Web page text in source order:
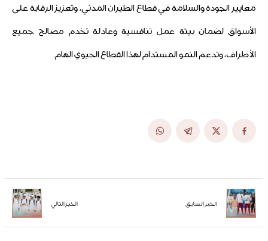
معايير الجودة والسلامة في قطاع الطيران المدني، وتعزيز الرقابة على
الأسواق لضمان بيئة عمل تنافسية وعادلة تخدم مصالح جميع
الأطراف، وتدعم النمو المستدام لهذا القطاع الحيوي الهام.
الخبر السابق الخبر التالي